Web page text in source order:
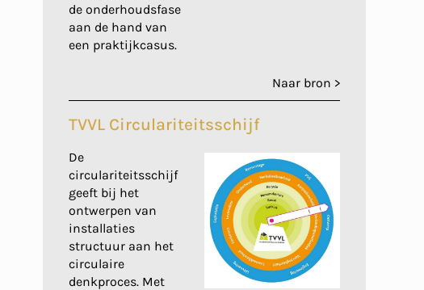
de onderhoudsfase
aan de hand van
een praktijkcasus.
Naar bron >
TVVL Circulariteitsschijf
De
circulariteitsschijf
geeft bij het
ontwerpen van
installaties
structuur aan het
circulaire
denkproces. Met